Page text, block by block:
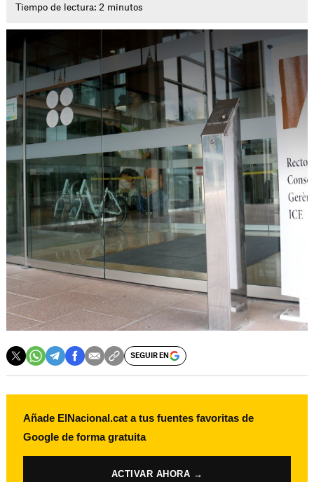
Tiempo de lectura: 2 minutos
SEGUIR EN
Añade ElNacional.cat a tus fuentes favoritas de
Google de forma gratuita
ACTIVAR AHORA →